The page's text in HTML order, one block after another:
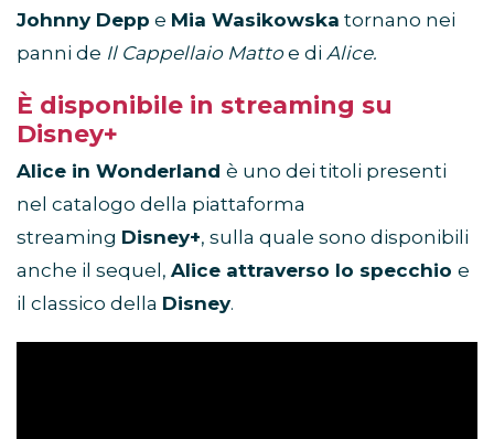
Johnny Depp e Mia Wasikowska tornano nei
panni de Il Cappellaio Mattoe di Alice.
È disponibile in streaming su
Disney+
Alice in Wonderland è uno dei titoli presenti
nel catalogo della piattaforma
streaming Disney+, sulla quale sono disponibili
anche il sequel, Alice attraverso lo specchio e
il classico della Disney.